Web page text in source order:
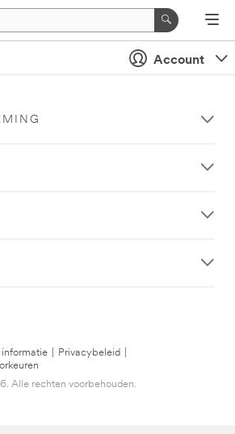
Account
Privacybeleid
Alle rechten voorbehouden.